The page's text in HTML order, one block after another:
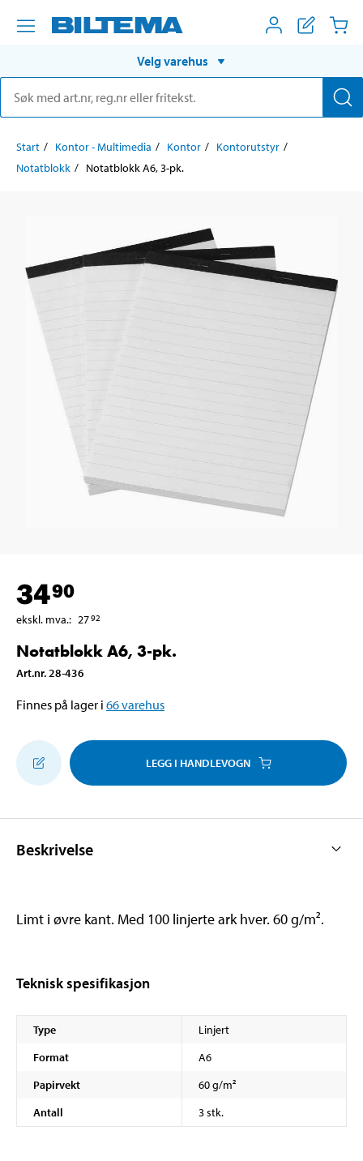
Velg varehus
Start Kontor - Multimedia Kontor
Kontorutstyr
Notatblokk
Notatblokk A6, 3-pk.
3490
ekskl. mva.: 2792
Notatblokk A6, 3-pk.
Art.nr. 28-436
Finnes på lager i 66varehus
LEGG I HANDLEVOGN
Beskrivelse
Limt i øvre kant. Med 100 linjerte ark hver. 60 g/m².
Teknisk spesifikasjon
Type
Linjert
Format
A6
Papirvekt
60 g/m²
Antall
3 stk.